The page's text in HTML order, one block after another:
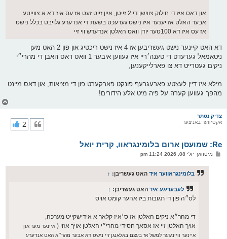
און דאס איז די חילוק צווישן די 2 זייטן, איין זייט זעט אז עס איז דא א צווייטע
אבער האלט אז יענער איז נישט גערעכט בשעת די אנדערע גלויבט בכלל נישט
אז עס איז דא 100טער יודן וואס האלטן אנדערש ווי זיי
דא האט קיינער נישט געשריבען אז 4 איז נישט ריכטיג און פון 2 האט מען
ניטאמאל גערעדט די טענה׳ריי איז געווען איבער 1 וואס דאס האבן די מהרי״י
ניקים געטרייט דא צו פארלייקענען,
מילא איז דיין לעצטע פארעגרעף פונקט פארקערט פון די מציאות, און דאס מיינט
מהפך געווען קערה על פיה מיט אלע הידורים!
צדיק נסתר
אקטיווער באניצער
Re: שמועסן ארום בלומינגראוו, קרית יואל
2
פמיטוואך יולי 08, 2026 11:24 pm
בלומינגראווער איד האט געשריבן: ↑
לעבעדיגע איד האט געשריבן: ↑
לס״ה פון די תגובות ביז אהער קומט אויס
די מהר״א ניקים האלטן אז ס׳איז קלאר א אידישקייט מערכה,
אויך האלטן זיי אז אסאך חסידי מהרי״י האלטן אויך אזוי ( איינער מער און
איינער ווייניגער למשל אז בעצם באלאנגן זיי נישט דא אבער מהר״א האט אנדערע